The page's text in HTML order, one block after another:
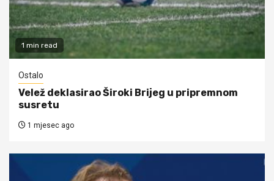
1 min read
Ostalo
Velež deklasirao Široki Brijeg u pripremnom
susretu
1 mjesec ago